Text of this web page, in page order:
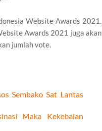
Website Awards 2021.
Awards 2021 juga akan
jumlah vote.
Sembako Sat Lantas
Maka Kekebalan